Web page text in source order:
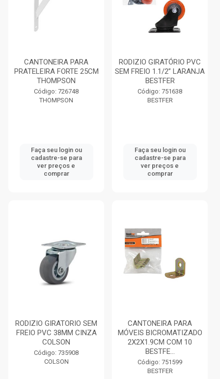
CANTONEIRA PARA
PRATELEIRA FORTE 25CM
THOMPSON
Código: 726748
THOMPSON
Faça seu login ou
cadastre-se para
ver preços e
comprar
RODIZIO GIRATÓRIO PVC
SEM FREIO 1.1/2” LARANJA
BESTFER
Código: 751638
BESTFER
Faça seu login ou
cadastre-se para
ver preços e
comprar
RODIZIO GIRATORIO SEM
FREIO PVC 38MM CINZA
COLSON
Código: 735908
COLSON
CANTONEIRA PARA
MÓVEIS BICROMATIZADO
2X2X1.9CM COM 10
BESTFE...
Código: 751599
BESTFER